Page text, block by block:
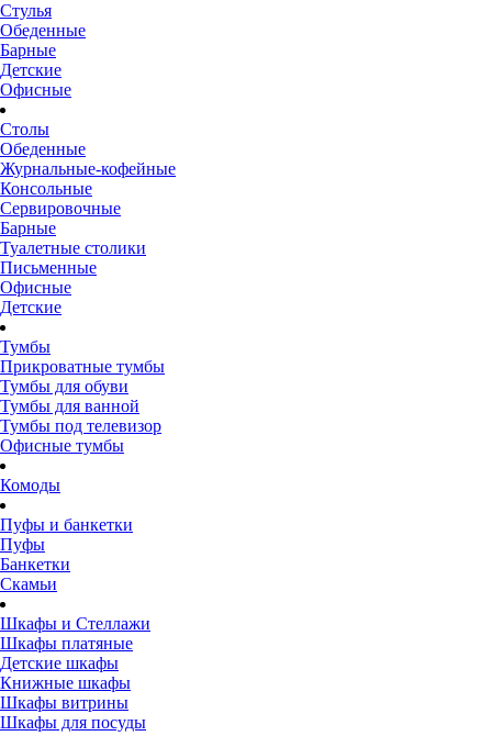
Стулья
Обеденные
Барные
Детские
Офисные
Столы
Обеденные
Журнальные-кофейные
Консольные
Сервировочные
Барные
Туалетные столики
Письменные
Офисные
Детские
Тумбы
Прикроватные тумбы
Тумбы для обуви
Тумбы для ванной
Тумбы под телевизор
Офисные тумбы
Комоды
Пуфы и банкетки
Пуфы
Банкетки
Скамьи
Шкафы и Стеллажи
Шкафы платяные
Детские шкафы
Книжные шкафы
Шкафы витрины
Шкафы для посуды